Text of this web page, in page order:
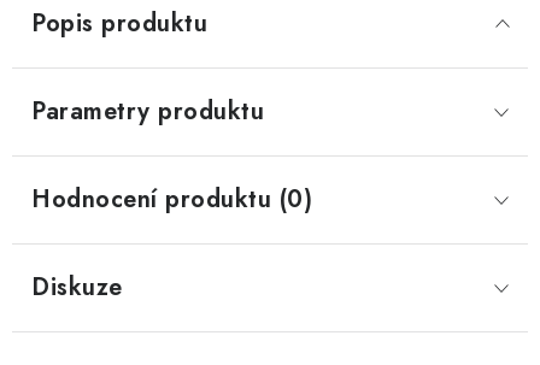
Popis produktu
Parametry produktu
Hodnocení produktu (0)
Diskuze